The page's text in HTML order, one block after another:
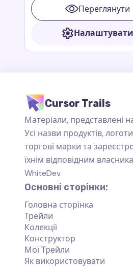
Переглянути
Налаштувати
Cursor Trails
Матеріали, представлені
Усі назви продуктів,
торгові марки та
їхнім відповідним
WhiteDev
Основні сторінки:
Головна сторінка
Трейли
Колекції
Конструктор
Мої Трейли
Як використовувати